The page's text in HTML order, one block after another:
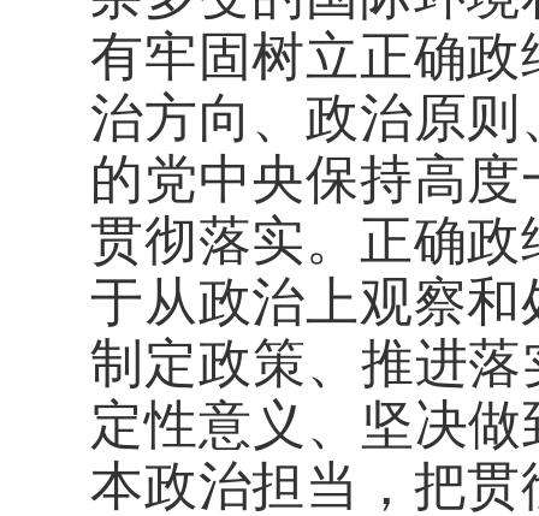
有牢固树立正确
治方向、政治原
的党中央保持高
贯彻落实。正确
于从政治上观察
制定政策、推进
定性意义、坚决
本政治担当，把